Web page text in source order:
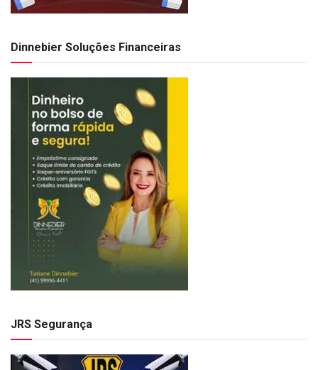
Dinnebier Soluções Financeiras
JRS Segurança